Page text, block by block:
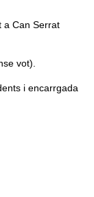
a Can Serrat
vot).
i encarrgada